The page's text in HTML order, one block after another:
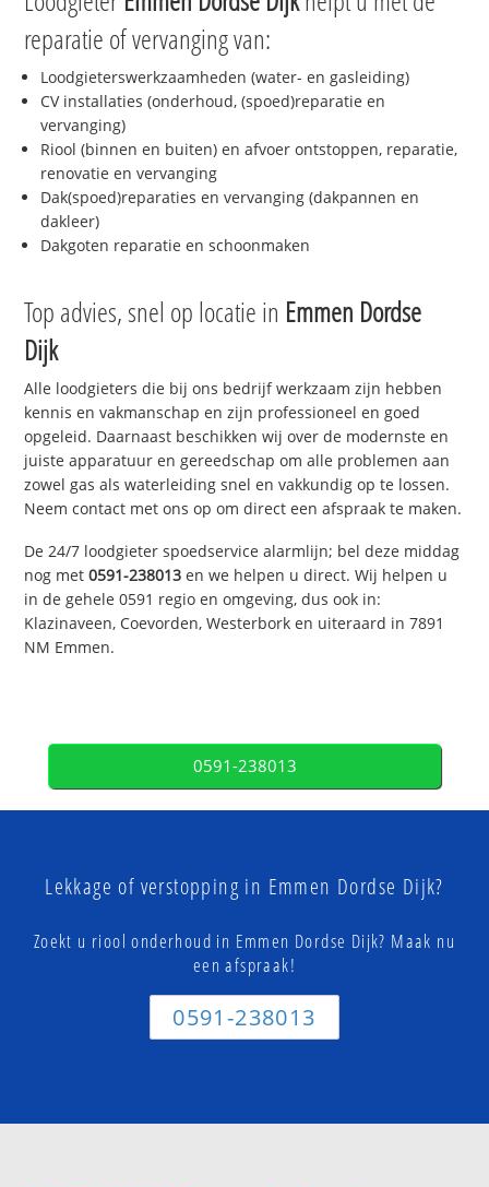
reparatie of vervanging van:
Loodgieterswerkzaamheden (water- en gasleiding)
CV installaties (onderhoud, (spoed)reparatie en
vervanging)
Riool (binnen en buiten) en afvoer ontstoppen, reparatie,
renovatie en vervanging
Dak(spoed)reparaties en vervanging (dakpannen en
dakleer)
Dakgoten reparatie en schoonmaken
Top advies, snel op locatie in Emmen Dordse
Dijk
Alle loodgieters die bij ons bedrijf werkzaam zijn hebben
kennis en vakmanschap en zijn professioneel en goed
opgeleid. Daarnaast beschikken wij over de modernste en
juiste apparatuur en gereedschap om alle problemen aan
zowel gas als waterleiding snel en vakkundig op te lossen.
Neem contact met ons op om direct een afspraak te maken.
De 24/7 loodgieter spoedservice alarmlijn; bel deze middag
nog met0591-238013 en we helpen u direct. Wij helpen u
in de gehele 0591 regio en omgeving, dus ook in:
Klazinaveen, Coevorden, Westerbork en uiteraard in 7891
NM Emmen.
0591-238013
Lekkage of verstopping in Emmen Dordse Dijk?
Zoekt u riool onderhoud in Emmen Dordse Dijk? Maak nu
een afspraak!
0591-238013